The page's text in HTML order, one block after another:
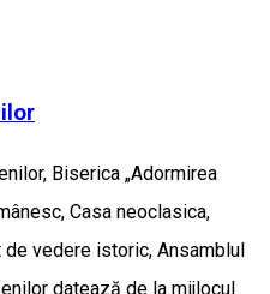
Biserica „Adormirea
Casa neoclasica,
de vedere istoric, Ansamblul
datează de la mijlocul